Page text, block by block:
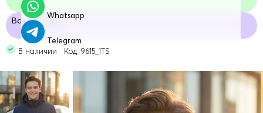
Whatsapp
Telegram
Все размеры
В наличии Код: 9615_1TS